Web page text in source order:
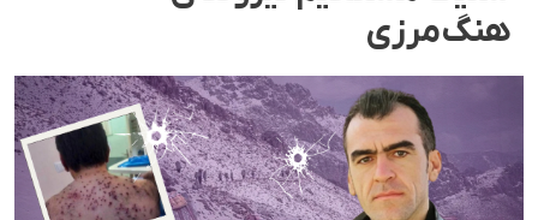
هنگ‌مرزی